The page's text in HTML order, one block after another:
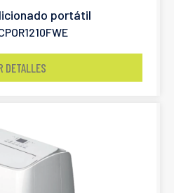
portátil
DETALLES